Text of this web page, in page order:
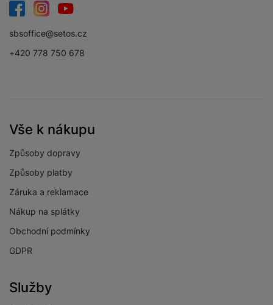
sbsoffice@setos.cz
+420 778 750 678
Vše k nákupu
Způsoby dopravy
Způsoby platby
Záruka a reklamace
Nákup na splátky
Obchodní podmínky
GDPR
Služby